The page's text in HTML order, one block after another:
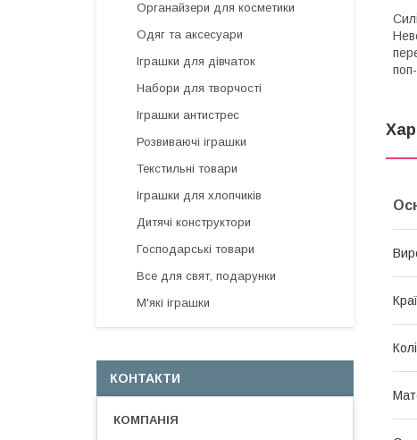
Органайзери для косметики
Одяг та аксесуари
Іграшки для дівчаток
Набори для творчості
Іграшки антистрес
Розвиваючі іграшки
Текстильні товари
Іграшки для хлопчиків
Дитячі конструктори
Господарські товари
Все для свят, подарунки
М'які іграшки
КОНТАКТИ